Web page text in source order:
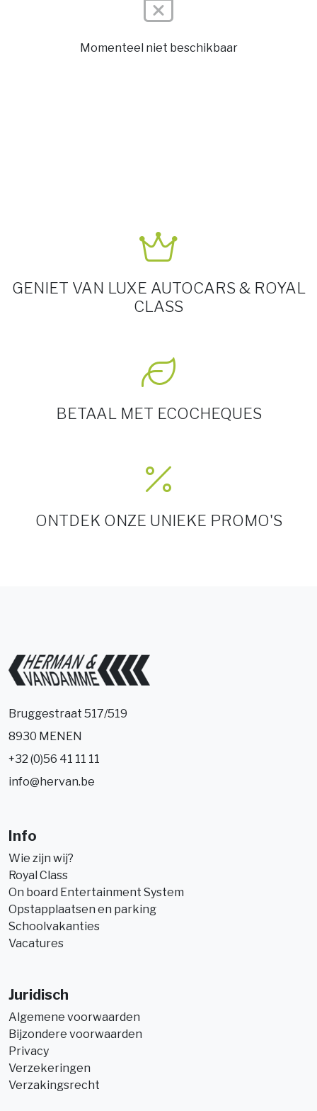
Momenteel niet beschikbaar
GENIET VAN LUXE AUTOCARS & ROYAL
CLASS
BETAAL MET ECOCHEQUES
ONTDEK ONZE UNIEKE PROMO'S
Bruggestraat 517/519
8930 MENEN
+32 (0)56 41 11 11
info@hervan.be
Info
Wie zijn wij?
Royal Class
On board Entertainment System
Opstapplaatsen en parking
Schoolvakanties
Vacatures
Juridisch
Algemene voorwaarden
Bijzondere voorwaarden
Privacy
Verzekeringen
Verzakingsrecht